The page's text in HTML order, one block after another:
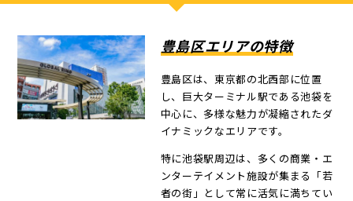
豊島区エリアの特徴
豊島区は、東京都の北西部に位置
し、巨大ターミナル駅である池袋を
中心に、多様な魅力が凝縮されたダ
イナミックなエリアです。
特に池袋駅周辺は、多くの商業・エ
ンターテイメント施設が集まる「若
者の街」として常に活気に満ちてい